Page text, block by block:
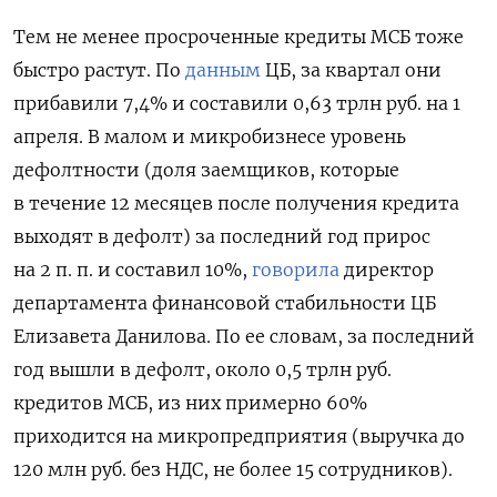
Тем не менее просроченные кредиты МСБ тоже
быстро растут. По данным ЦБ, за квартал они
прибавили 7,4% и составили 0,63 трлн руб. на 1
апреля. В малом и микробизнесе уровень
дефолтности (доля заемщиков, которые
в течение 12 месяцев после получения кредита
выходят в дефолт) за последний год прирос
на 2 п. п. и составил 10%, говорила директор
департамента финансовой стабильности ЦБ
Елизавета Данилова. По ее словам, за последний
год вышли в дефолт, около 0,5 трлн руб.
кредитов МСБ, из них примерно 60%
приходится на микропредприятия (выручка до
120 млн руб. без НДС, не более 15 сотрудников).